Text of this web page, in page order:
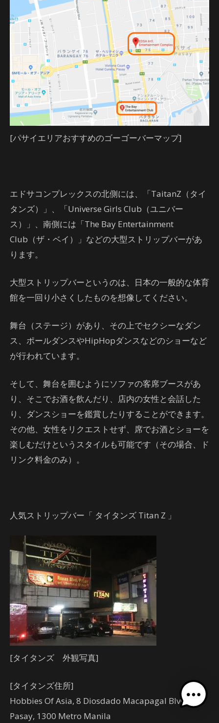
[パサイエリアおすすめのゴーゴーバーマップ]
エドサコンプレックスの北側には、「TaitanZ（タイ
タンズ）」、「Universe Girls Club（ユニバー
ス）」、南側には「The Bay Entertainment
Club（ザ・ベイ）」などの大型ストリップバーがあ
ります。
大型ストリップバーというのは、日本の一般的な体育
館を一回り小さくしたものを想像してください。
舞台（ステージ）があり、その上でセクシーなダン
ス、ポールダンスやHipHopダンスなどのショーなど
が行われています。
そして、舞台を囲むようにソファの客席ブースがあ
り、そこでお酒を飲んだり、店内の女性と会話した
り、ダンスショーを鑑賞したりすることができます。
その他、女性をリクエストせず、席でお酒とショーを
楽しむだけというスタイルも可能です（その場合、ド
リンク料金のみ）。
人気ストリップバー「 タイタンズ Titan Z 」
[タイタンズ 外観写真]
[タイタンズ住所]
Hobbies Of Asia, 8 Diosdado Macapagal Blvd,
Pasay, 1300 Metro Manila